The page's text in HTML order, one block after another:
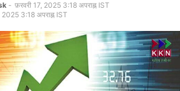
- फ़रवरी 17, 2025 3:18 अपराह्न IST
3:18 अपराह्न IST